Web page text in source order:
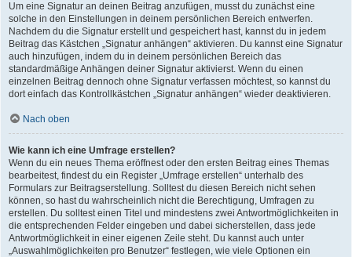
Um eine Signatur an deinen Beitrag anzufügen, musst du zunächst eine
solche in den Einstellungen in deinem persönlichen Bereich entwerfen.
Nachdem du die Signatur erstellt und gespeichert hast, kannst du in jedem
Beitrag das Kästchen „Signatur anhängen“ aktivieren. Du kannst eine Signatur
auch hinzufügen, indem du in deinem persönlichen Bereich das
standardmäßige Anhängen deiner Signatur aktivierst. Wenn du einen
einzelnen Beitrag dennoch ohne Signatur verfassen möchtest, so kannst du
dort einfach das Kontrollkästchen „Signatur anhängen“ wieder deaktivieren.
Nach oben
Wie kann ich eine Umfrage erstellen?
Wenn du ein neues Thema eröffnest oder den ersten Beitrag eines Themas
bearbeitest, findest du ein Register „Umfrage erstellen“ unterhalb des
Formulars zur Beitragserstellung. Solltest du diesen Bereich nicht sehen
können, so hast du wahrscheinlich nicht die Berechtigung, Umfragen zu
erstellen. Du solltest einen Titel und mindestens zwei Antwortmöglichkeiten in
die entsprechenden Felder eingeben und dabei sicherstellen, dass jede
Antwortmöglichkeit in einer eigenen Zeile steht. Du kannst auch unter
„Auswahlmöglichkeiten pro Benutzer“ festlegen, wie viele Optionen ein